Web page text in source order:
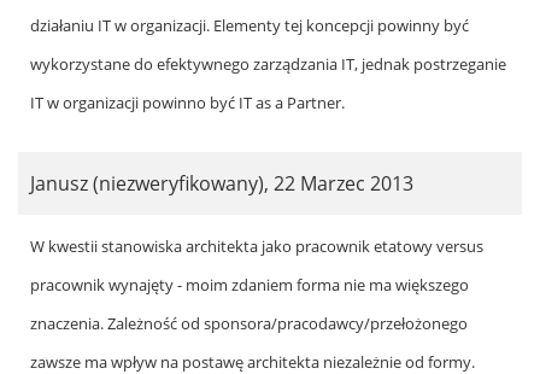
działaniu IT w organizacji. Elementy tej koncepcji powinny być
wykorzystane do efektywnego zarządzania IT, jednak postrzeganie
IT w organizacji powinno być IT as a Partner.
Janusz (niezweryfikowany), 22 Marzec 2013
In
reply
to
by
W kwestii stanowiska architekta jako pracownik etatowy versus
pracownik wynajęty - moim zdaniem forma nie ma większego
znaczenia. Zależność od sponsora/pracodawcy/przełożonego
zawsze ma wpływ na postawę architekta niezależnie od formy.